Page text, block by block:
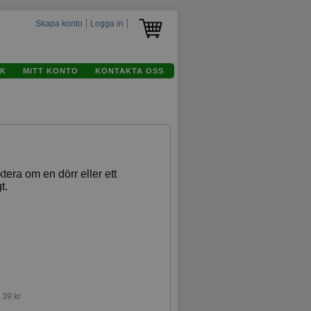
Skapa konto Logga in
MITT KONTO KONTAKTA OSS
om en dörr eller ett
39 kr